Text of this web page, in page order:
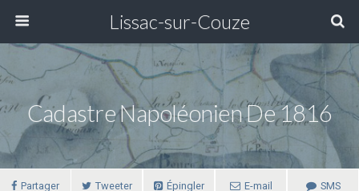
Lissac-sur-Couze
Cadastre Napoléonien De 1816
Partager Tweeter Épingler E-mail SMS